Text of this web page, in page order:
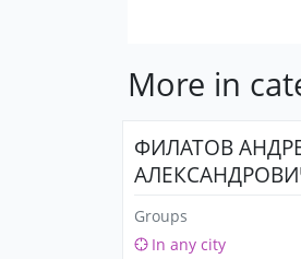
More in
ФИЛАТОВ
Groups
In any city